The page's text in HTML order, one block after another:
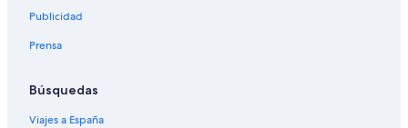
Publicidad
Prensa
Búsquedas
Viajes a España